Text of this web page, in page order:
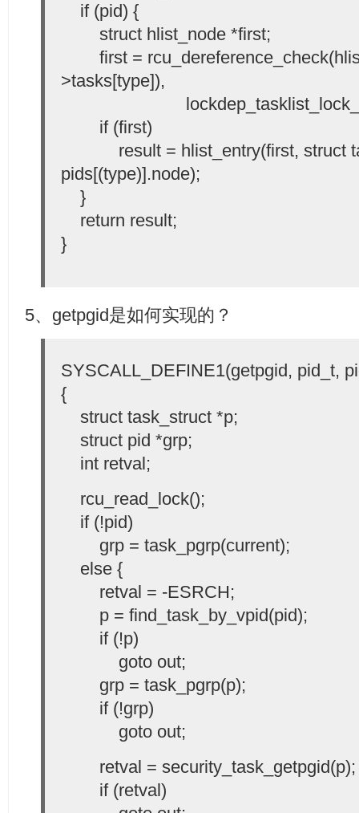
if (pid) {
struct hlist_node *first;
first =
>tasks[type]),
if (first)
result = hlist_entry(first, struct
pids[(type)].node);
}
return result;
}
5、getpgid是如何实现的？
SYSCALL_DEFINE1(getpgid, pid_t,
{
struct task_struct *p;
struct pid *grp;
int retval;
rcu_read_lock();
if (!pid)
grp = task_pgrp(current);
else {
retval = -ESRCH;
p = find_task_by_vpid(pid);
if (!p)
goto out;
grp = task_pgrp(p);
if (!grp)
goto out;
retval = security_task_getpgid(p);
if (retval)